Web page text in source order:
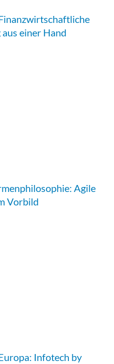
einer Hand
Agile
Vorbild
Infotech by